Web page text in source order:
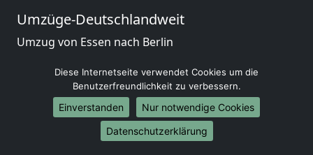
Umzüge-Deutschlandweit
Umzug von Essen nach Berlin
Umzug von Essen nach München
Umzug von Essen nach Köln
Umzug von Essen nach Frankfurt am Main
Umzug von Essen nach Stuttgart
Umzug von Essen nach Düsseldorf
Diese Internetseite verwendet Cookies um die
Benutzerfreundlichkeit zu verbessern.
Einverstanden
Nur notwendige Cookies
Datenschutzerklärung